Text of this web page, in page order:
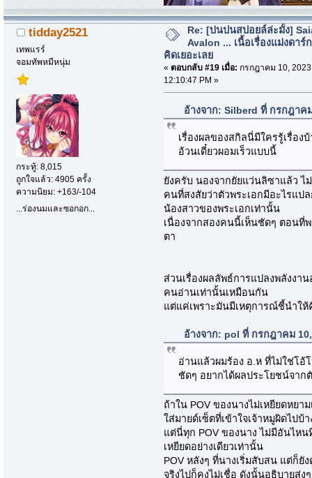
tidday2521
เทพแรร์
จอมทัพหมีหนุ่ม
กระทู้: 8,015
ถูกใจแล้ว: 4905 ครั้ง
ความนิยม: +163/-104
...ร่องนมและซอกอก...
Re: [บ่นปนสปอยล์ล่ะมั้ง]
Avalon ... เนื้อเรื่องแม่งดาร์
คิดเยอะเลย
« ตอบกลับ #19 เมื่อ: กรกฎาคม 10,
12:10:47 PM »
อ้างจาก: Silberd ที่ กรกฎาค
เรื่องผลของสกิลนี่มีใครรู้เรื่อง
อ้วนเดี๋ยวผอมเร็วแบบนี้
ยังครับ นองจากยัยแว่นลิซาแล้ว ไ
คนที่สงสัยว่าตัวพระเอกมีอะไรแป
น้องสาวของพระเอกเท่านั้น
เนื่องจากสองคนนี้เห็นชัดๆ ตอนที่
ตา
ส่วนเรื่องผลลัพธ์การแปลงพลังงา
คนอ่านเท่านั้นเหมือนกัน
แต่แค่เพราะมันมีเหตุการณ์ชี้นำใ
อ้างจาก: pol ที่ กรกฎาคม
อ่านแล้วผมร้อง อ.ห ที่ไม่ใช่โอ้
ชัดๆ อยากได้ผลประโยชน์จาก
ถ้าใน POV ของนางไม่เหยียดหย
ใส่มายด์เซ็ตที่เข้าใจเจ้าหมูผิดไปบ้
แต่นี่ทุก POV ของนาง ไม่มีอันไหน
เหยียดอย่างเดียวเท่านั้น
POV หลังๆ ที่นางเริ่มสับสน แต่ก็ยั
จริงไปก็คงไม่เชื่อ ดังนั้นอธิบายส่ง